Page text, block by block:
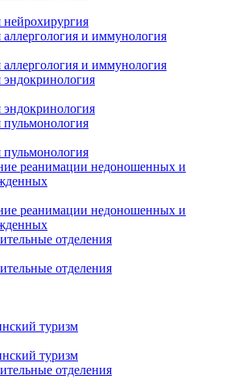
нейрохирургия
аллергология и иммунология
аллергология и иммунология
эндокринология
эндокринология
пульмонология
пульмонология
реанимации недоношенных и
реанимации недоношенных и
отделения
отделения
туризм
туризм
отделения